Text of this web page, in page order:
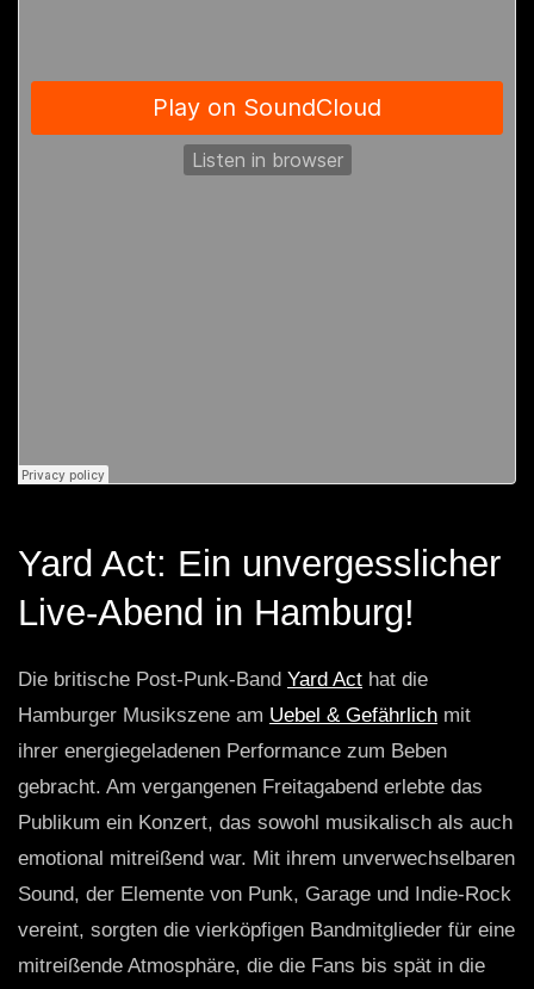
Yard Act: Ein unvergesslicher
Live-Abend in Hamburg!
Die britische Post-Punk-Band Yard Act hat die
Hamburger Musikszene am Uebel & Gefährlich mit
ihrer energiegeladenen Performance zum Beben
gebracht. Am vergangenen Freitagabend erlebte das
Publikum ein Konzert, das sowohl musikalisch als auch
emotional mitreißend war. Mit ihrem unverwechselbaren
Sound, der Elemente von Punk, Garage und Indie-Rock
vereint, sorgten die vierköpfigen Bandmitglieder für eine
mitreißende Atmosphäre, die die Fans bis spät in die